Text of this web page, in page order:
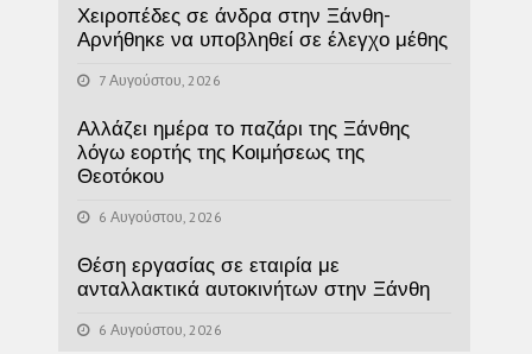
Χειροπέδες σε άνδρα στην Ξάνθη-
Αρνήθηκε να υποβληθεί σε έλεγχο μέθης
7 Αυγούστου, 2026
Αλλάζει ημέρα το παζάρι της Ξάνθης
λόγω εορτής της Κοιμήσεως της
Θεοτόκου
6 Αυγούστου, 2026
Θέση εργασίας σε εταιρία με
ανταλλακτικά αυτοκινήτων στην Ξάνθη
6 Αυγούστου, 2026